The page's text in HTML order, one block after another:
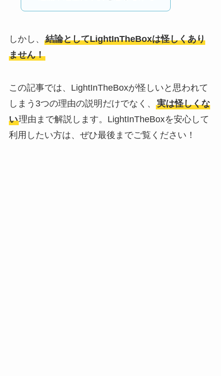
しかし、 結論としてLightInTheBoxは怪しくあり
ません！
この記事では、LightInTheBoxが怪しいと思われて
しまう3つの理由の説明だけでなく、 実は怪しくな
い理由まで解説します。LightInTheBoxを安心して
利用したい方は、ぜひ最後までご覧ください！